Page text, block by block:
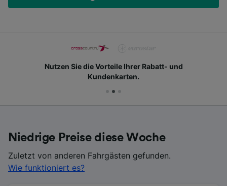
Nutzen Sie die Vorteile Ihrer Rabatt- und
Kundenkarten.
Niedrige Preise diese Woche
Zuletzt von anderen Fahrgästen gefunden.
Wie funktioniert es?